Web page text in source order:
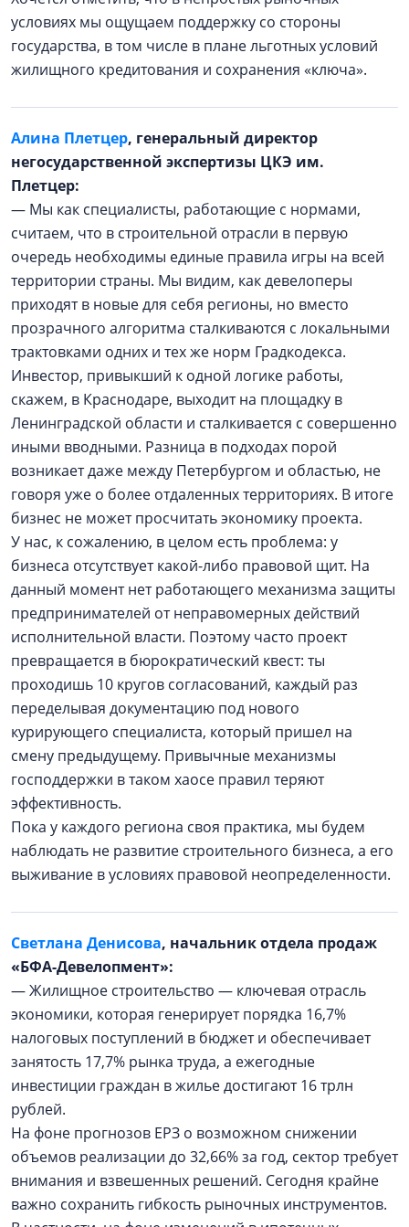
условиях мы ощущаем поддержку со стороны
государства, в том числе в плане льготных условий
жилищного кредитования и сохранения «ключа».
Алина Плетцер, генеральный директор
негосударственной экспертизы ЦКЭ им.
Плетцер:
— Мы как специалисты, работающие с нормами,
считаем, что в строительной отрасли в первую
очередь необходимы единые правила игры на всей
территории страны. Мы видим, как девелоперы
приходят в новые для себя регионы, но вместо
прозрачного алгоритма сталкиваются с локальными
трактовками одних и тех же норм Градкодекса.
Инвестор, привыкший к одной логике работы,
скажем, в Краснодаре, выходит на площадку в
Ленинградской области и сталкивается с совершенно
иными вводными. Разница в подходах порой
возникает даже между Петербургом и областью, не
говоря уже о более отдаленных территориях. В итоге
бизнес не может просчитать экономику проекта.
У нас, к сожалению, в целом есть проблема: у
бизнеса отсутствует какой-либо правовой щит. На
данный момент нет работающего механизма защиты
предпринимателей от неправомерных действий
исполнительной власти. Поэтому часто проект
превращается в бюрократический квест: ты
проходишь 10 кругов согласований, каждый раз
переделывая документацию под нового
курирующего специалиста, который пришел на
смену предыдущему. Привычные механизмы
господдержки в таком хаосе правил теряют
эффективность.
Пока у каждого региона своя практика, мы будем
наблюдать не развитие строительного бизнеса, а его
выживание в условиях правовой неопределенности.
Светлана Денисова, начальник отдела продаж
«БФА-Девелопмент»:
— Жилищное строительство — ключевая отрасль
экономики, которая генерирует порядка 16,7%
налоговых поступлений в бюджет и обеспечивает
занятость 17,7% рынка труда, а ежегодные
инвестиции граждан в жилье достигают 16 трлн
рублей.
На фоне прогнозов ЕРЗ о возможном снижении
объемов реализации до 32,66% за год, сектор требует
внимания и взвешенных решений. Сегодня крайне
важно сохранить гибкость рыночных инструментов.